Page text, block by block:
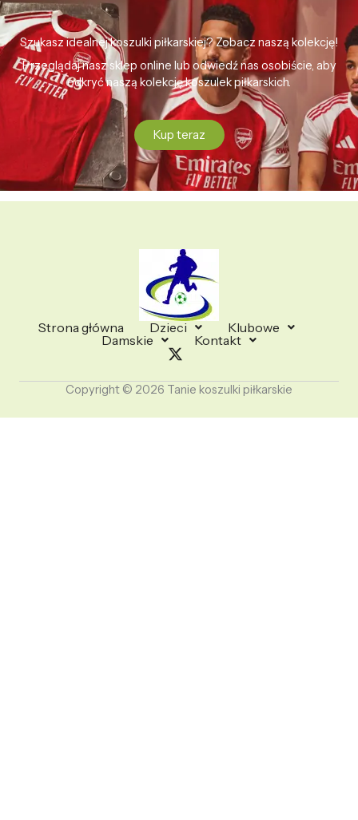
Szukasz idealnej koszulki piłkarskiej? Zobacz naszą kolekcję!
Przeglądaj nasz sklep online lub odwiedź nas osobiście, aby
odkryć naszą kolekcję koszulek piłkarskich.
Kup teraz
Strona główna Dzieci
Klubowe
Damskie
Kontakt
Copyright © 2026 Tanie koszulki piłkarskie